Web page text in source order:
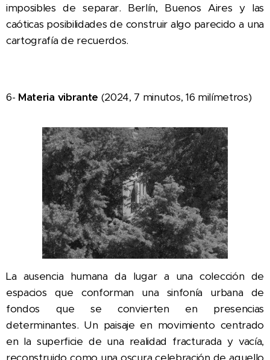
imposibles de separar. Berlín, Buenos Aires y las
caóticas posibilidades de construir algo parecido a una
cartografía de recuerdos.
6- Materia vibrante (2024, 7 minutos, 16 milímetros)
La ausencia humana da lugar a una colección de
espacios que conforman una sinfonía urbana de
fondos que se convierten en presencias
determinantes. Un paisaje en movimiento centrado
en la superficie de una realidad fracturada y vacía,